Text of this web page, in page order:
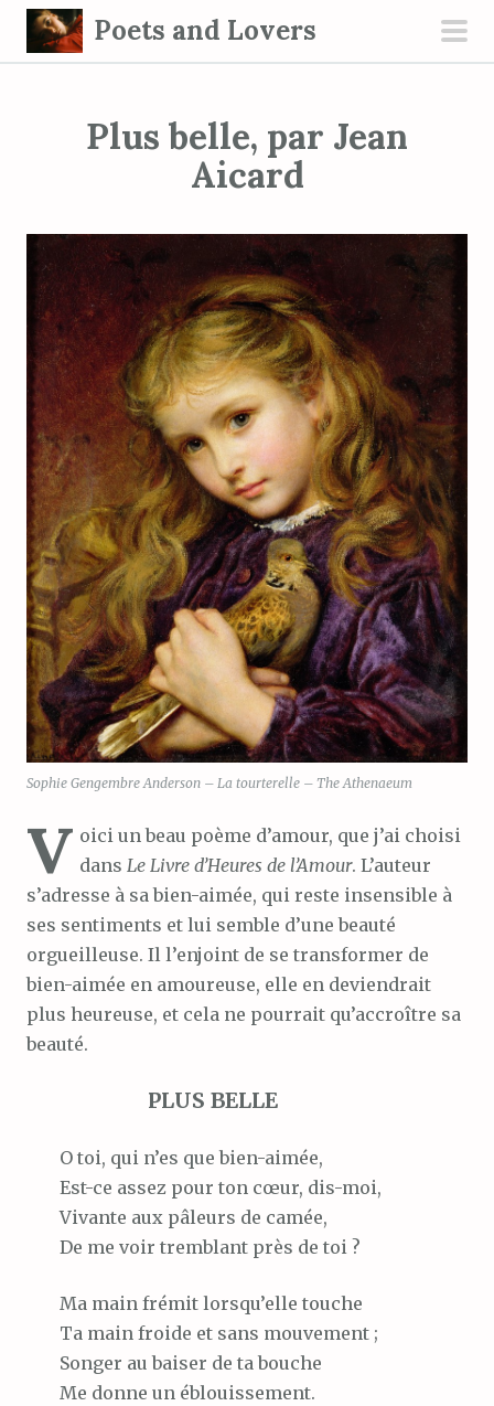
Poets and Lovers
Plus belle, par Jean
Aicard
Sophie Gengembre Anderson – La tourterelle – The Athenaeum
V oici un beau poème d’amour, que j’ai choisi
dans Le Livre d’Heures de l’Amour. L’auteur
s’adresse à sa bien-aimée, qui reste insensible à
ses sentiments et lui semble d’une beauté
orgueilleuse. Il l’enjoint de se transformer de
bien-aimée en amoureuse, elle en deviendrait
plus heureuse, et cela ne pourrait qu’accroître sa
beauté.
PLUS BELLE
O toi, qui n’es que bien-aimée,
Est-ce assez pour ton cœur, dis-moi,
Vivante aux pâleurs de camée,
De me voir tremblant près de toi ?
Ma main frémit lorsqu’elle touche
Ta main froide et sans mouvement ;
Songer au baiser de ta bouche
Me donne un éblouissement.